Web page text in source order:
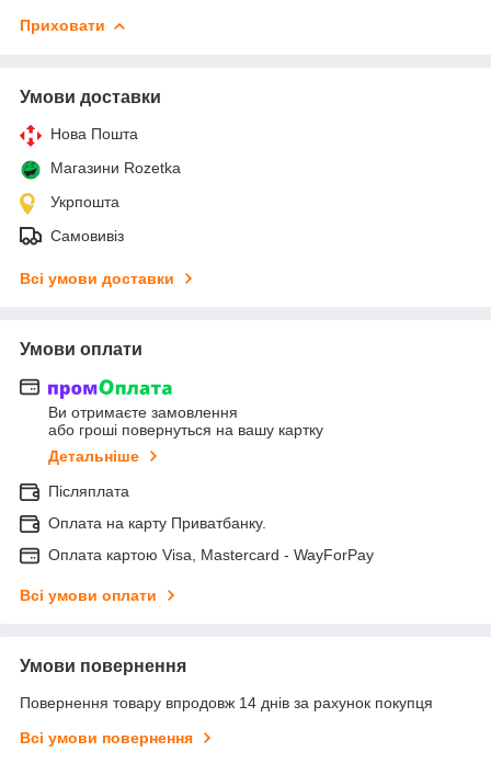
Приховати
Умови доставки
Нова Пошта
Магазини Rozetka
Укрпошта
Самовивіз
Всі умови доставки
Умови оплати
Ви отримаєте замовлення
або гроші повернуться на вашу картку
Детальніше
Післяплата
Оплата на карту Приватбанку.
Оплата картою Visa, Mastercard - WayForPay
Всі умови оплати
Умови повернення
Повернення товару впродовж 14 днів за рахунок покупця
Всі умови повернення